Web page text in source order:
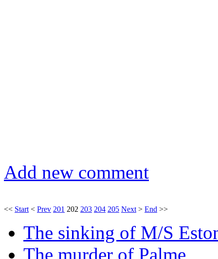
Add new comment
<< Start < Prev 201 202 203 204 205 Next > End >>
The sinking of M/S
The murder of Palme